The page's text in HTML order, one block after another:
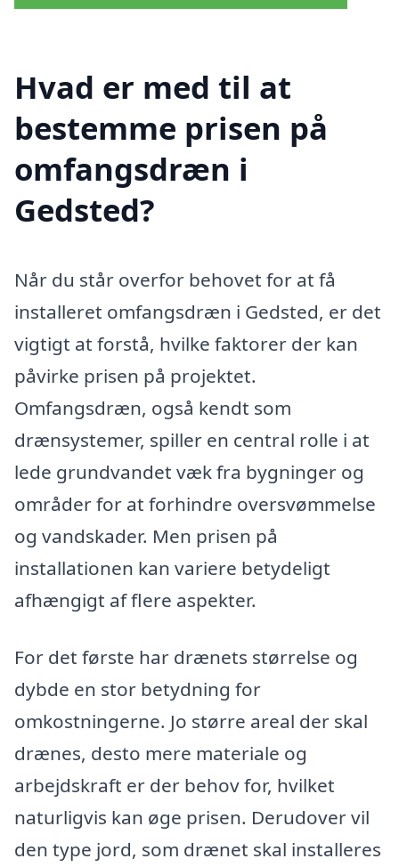
Hvad er med til at
bestemme prisen på
omfangsdræn i
Gedsted?
Når du står overfor behovet for at få
installeret omfangsdræn i Gedsted, er det
vigtigt at forstå, hvilke faktorer der kan
påvirke prisen på projektet.
Omfangsdræn, også kendt som
drænsystemer, spiller en central rolle i at
lede grundvandet væk fra bygninger og
områder for at forhindre oversvømmelse
og vandskader. Men prisen på
installationen kan variere betydeligt
afhængigt af flere aspekter.
For det første har drænets størrelse og
dybde en stor betydning for
omkostningerne. Jo større areal der skal
drænes, desto mere materiale og
arbejdskraft er der behov for, hvilket
naturligvis kan øge prisen. Derudover vil
den type jord, som drænet skal installeres